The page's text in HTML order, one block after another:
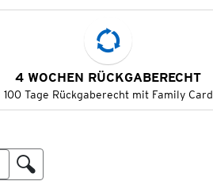
4 WOCHEN RÜCKGABERECHT
100 Tage Rückgaberecht mit Family Card